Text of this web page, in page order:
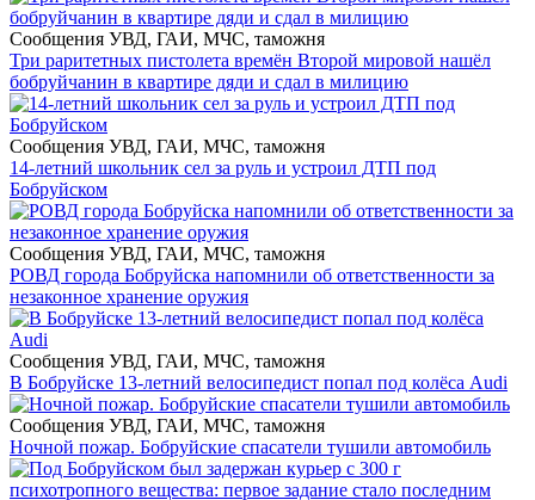
Сообщения УВД, ГАИ, МЧС, таможня
Три раритетных пистолета времён Второй мировой нашёл
бобруйчанин в квартире дяди и сдал в милицию
Сообщения УВД, ГАИ, МЧС, таможня
14-летний школьник сел за руль и устроил ДТП под
Бобруйском
Сообщения УВД, ГАИ, МЧС, таможня
РОВД города Бобруйска напомнили об ответственности за
незаконное хранение оружия
Сообщения УВД, ГАИ, МЧС, таможня
В Бобруйске 13-летний велосипедист попал под колёса Audi
Сообщения УВД, ГАИ, МЧС, таможня
Ночной пожар. Бобруйские спасатели тушили автомобиль